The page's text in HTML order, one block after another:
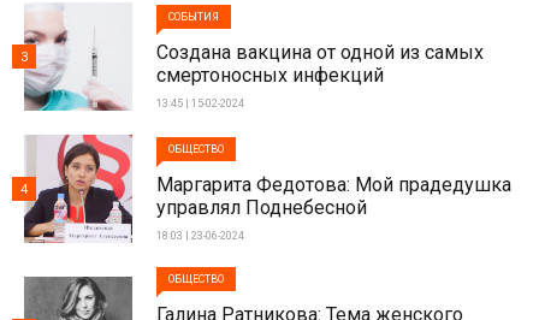
СОБЫТИЯ
Создана вакцина от одной из самых
смертоносных инфекций
13:45 | 15-02-2024
3
ОБЩЕСТВО
Маргарита Федотова: Мой прадедушка
управлял Поднебесной
18:03 | 23-06-2024
4
ОБЩЕСТВО
Галина Ратникова: Тема женского